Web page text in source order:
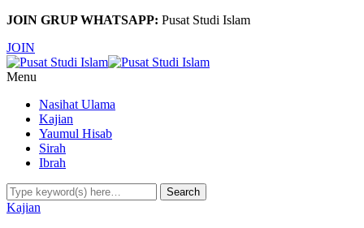
JOIN GRUP WHATSAPP: Pusat Studi Islam
JOIN
Menu
Nasihat Ulama
Kajian
Yaumul Hisab
Sirah
Ibrah
Kajian